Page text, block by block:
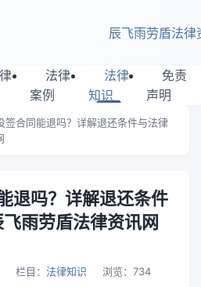
辰飞雨劳盾法律
法律
案例
法律
知识
免责
声明
签合同能退吗？详解退还条件与法律
退吗？详解退还条件
雨劳盾法律资讯网
栏目： 法律知识 浏览： 734